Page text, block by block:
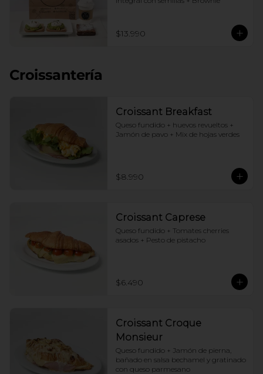
$13.990
Croissantería
Croissant Breakfast
Queso fundido + huevos revueltos +
Jamón de pavo + Mix de hojas verdes
$8.990
Croissant Caprese
Queso fundido + Tomates cherries
asados + Pesto de pistacho
$6.490
Croissant Croque
Monsieur
Queso fundido + Jamón de pierna,
bañado en salsa bechamel y gratinado
con queso parmesano